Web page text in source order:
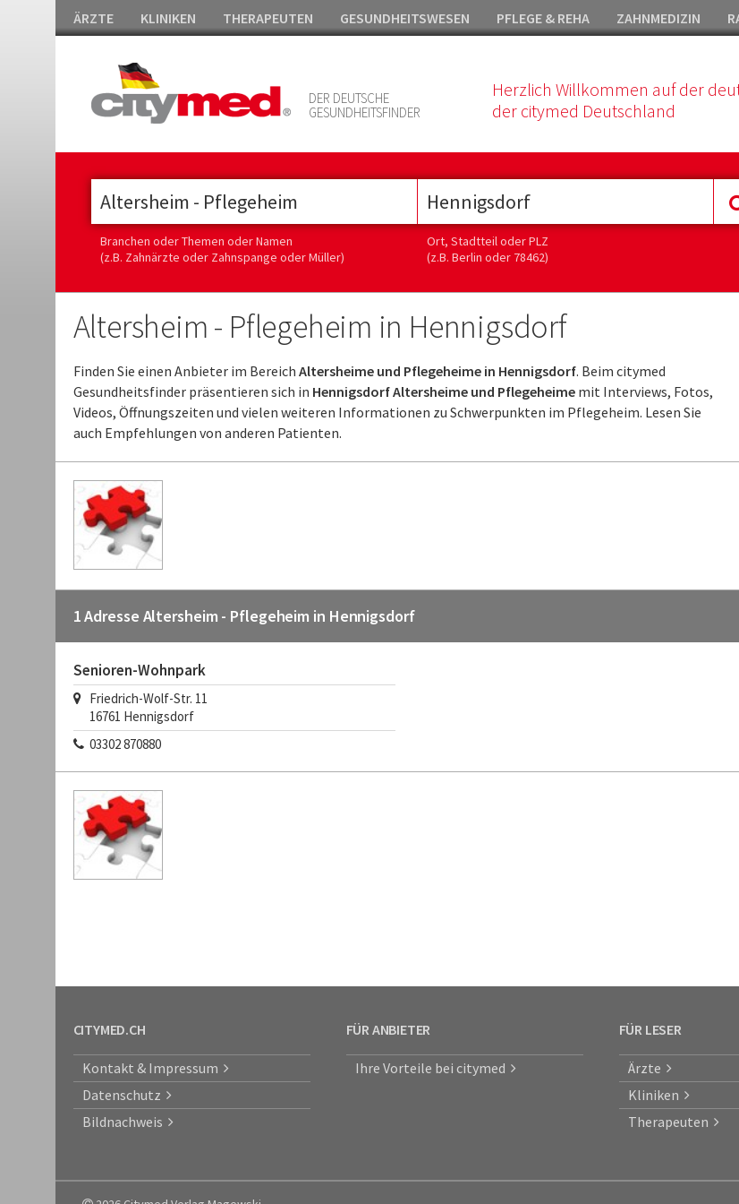
ÄRZTE KLINIKEN THERAPEUTEN GESUNDHEITSWESEN PFLEGE & REHA ZAHNMEDIZIN
DER DEUTSCHE
GESUNDHEITSFINDER
Herzlich Willkommen auf der
der citymed Deutschland
Branchen oder Themen oder Namen
(z.B. Zahnärzte oder Zahnspange oder Müller)
Ort, Stadtteil oder PLZ
(z.B. Berlin oder 78462)
Altersheim - Pflegeheim in Hennigsdorf
Finden Sie einen Anbieter im Bereich Altersheime und Pflegeheime in Hennigsdorf. Beim citymed
Gesundheitsfinder präsentieren sich in Hennigsdorf Altersheime und Pflegeheimemit Interviews, Fotos,
Videos, Öffnungszeiten und vielen weiteren Informationen zu Schwerpunkten im Pflegeheim. Lesen Sie
auch Empfehlungen von anderen Patienten.
1 Adresse Altersheim - Pflegeheim in Hennigsdorf
Senioren-Wohnpark
Friedrich-Wolf-Str. 11
16761 Hennigsdorf
03302 870880
CITYMED.CH
Kontakt & Impressum
Datenschutz
Bildnachweis
FÜR ANBIETER
Ihre Vorteile bei citymed
FÜR LESER
Ärzte
Kliniken
Therapeuten